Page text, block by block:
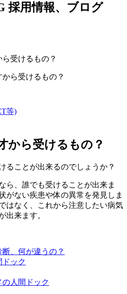
採用情報、ブログ
受けるもの？
等)
から受けるもの？
ることが出来るのでしょうか？
ら、誰でも受けることが出来ま
がない疾患や体の異常を発見しま
はなく、これから注意したい病気
出来ます。
、何が違うの？
ック
の人間ドック